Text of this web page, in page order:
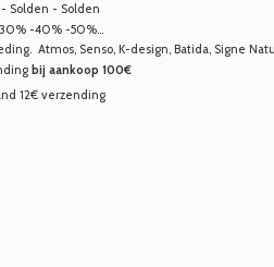
Solden - Solden
-40% -50%...
Atmos, Senso, K-design, Batida, Signe
bij aankoop 100€
12€ verzending